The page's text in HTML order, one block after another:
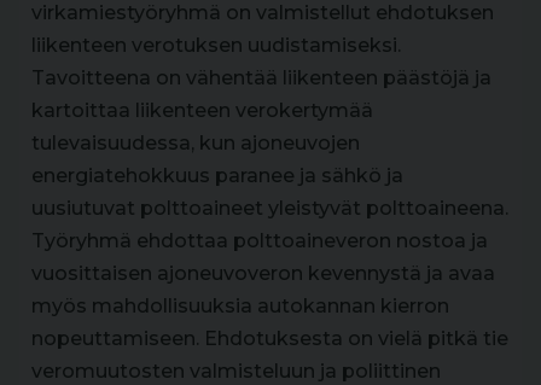
virkamiestyöryhmä on valmistellut ehdotuksen
liikenteen verotuksen uudistamiseksi.
Tavoitteena on vähentää liikenteen päästöjä ja
kartoittaa liikenteen verokertymää
tulevaisuudessa, kun ajoneuvojen
energiatehokkuus paranee ja sähkö ja
uusiutuvat polttoaineet yleistyvät polttoaineena.
Työryhmä ehdottaa polttoaineveron nostoa ja
vuosittaisen ajoneuvoveron kevennystä ja avaa
myös mahdollisuuksia autokannan kierron
nopeuttamiseen. Ehdotuksesta on vielä pitkä tie
veromuutosten valmisteluun ja poliittinen